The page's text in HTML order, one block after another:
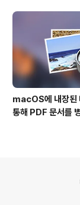
macOS에 내장된
통해 PDF 문서를